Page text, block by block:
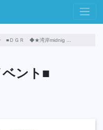
■ＤＧＲ ◆★湾岸midnig ...
ント■